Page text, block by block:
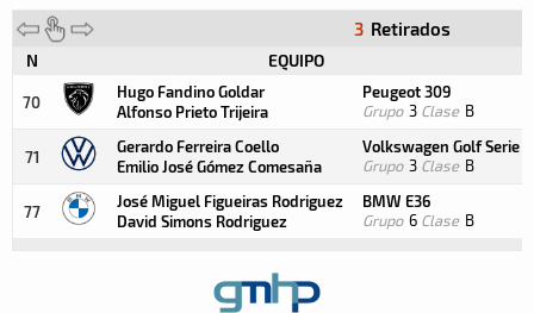
3 Retirados
N EQUIPO
70
Hugo Fandino Goldar
Alfonso Prieto Trijeira
Peugeot 309
Grupo 3 Clase B
71
Gerardo Ferreira Coello
Emilio José Gómez Comesaña
Volkswagen Golf Serie 2
Grupo 3 Clase B
77
José Miguel Figueiras Rodriguez
David Simons Rodriguez
BMW E36
Grupo 6 Clase B